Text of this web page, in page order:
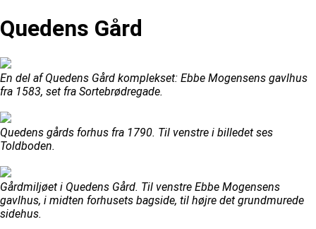
Quedens Gård
En del af Quedens Gård komplekset: Ebbe Mogensens gavlhus
fra 1583, set fra Sortebrødregade.
Quedens gårds forhus fra 1790. Til venstre i billedet ses
Toldboden.
Gårdmiljøet i Quedens Gård. Til venstre Ebbe Mogensens
gavlhus, i midten forhusets bagside, til højre det grundmurede
sidehus.